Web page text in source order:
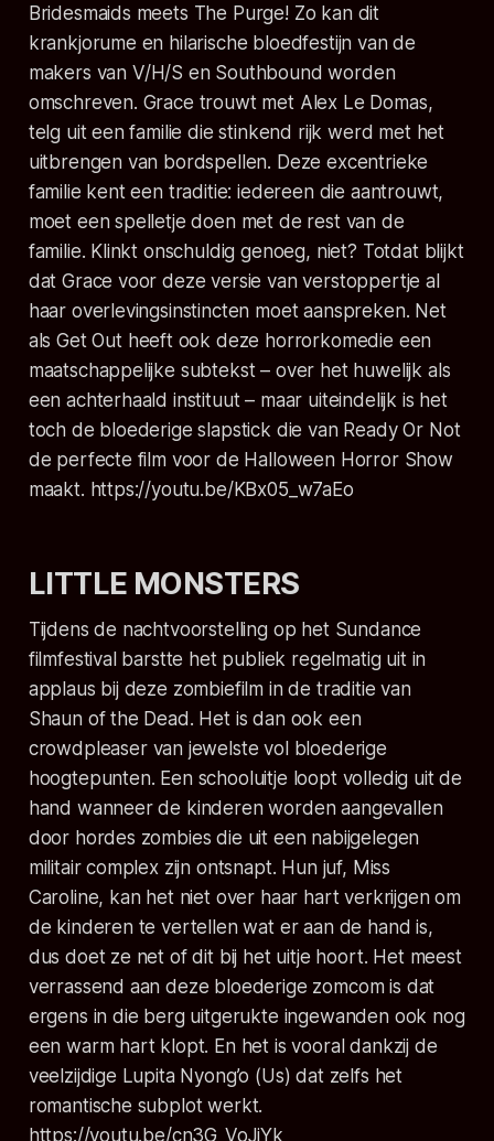
Bridesmaids meets The Purge! Zo kan dit
krankjorume en hilarische bloedfestijn van de
makers van V/H/S en Southbound worden
omschreven. Grace trouwt met Alex Le Domas,
telg uit een familie die stinkend rijk werd met het
uitbrengen van bordspellen. Deze excentrieke
familie kent een traditie: iedereen die aantrouwt,
moet een spelletje doen met de rest van de
familie. Klinkt onschuldig genoeg, niet? Totdat blijkt
dat Grace voor deze versie van verstoppertje al
haar overlevingsinstincten moet aanspreken. Net
alsGet Outheeft ook deze horrorkomedie een
maatschappelijke subtekst – over het huwelijk als
een achterhaald instituut – maar uiteindelijk is het
toch de bloederige slapstick die van Ready Or Not
de perfecte film voor de Halloween Horror Show
maakt. https://youtu.be/KBx05_w7aEo
LITTLE MONSTERS
Tijdens de nachtvoorstelling op het Sundance
filmfestival barstte het publiek regelmatig uit in
applaus bij deze zombiefilm in de traditie van
Shaun of the Dead. Het is dan ook een
crowdpleaservan jewelste vol bloederige
hoogtepunten. Een schooluitje loopt volledig uit de
hand wanneer de kinderen worden aangevallen
door hordes zombies die uit een nabijgelegen
militair complex zijn ontsnapt. Hun juf, Miss
Caroline, kan het niet over haar hart verkrijgen om
de kinderen te vertellen wat er aan de hand is,
dus doet ze net of dit bij het uitje hoort. Het meest
verrassend aan deze bloederige zomcom is dat
ergens in die berg uitgerukte ingewanden ook nog
een warm hart klopt. En het is vooral dankzij de
veelzijdige Lupita Nyong’o (Us) dat zelfs het
romantische subplot werkt.
https://youtu.be/cn3G_VoJjYk